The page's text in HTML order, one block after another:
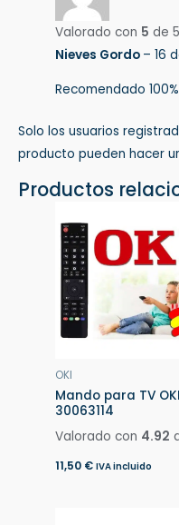
Valorado con 5 de 5
Nieves Gordo – 16
Recomendado
Solo los usuarios
producto pueden hacer
Productos
OKI
Mando para TV OKI
30063114
Valorado con 4.92
11,50 € IVA incluido